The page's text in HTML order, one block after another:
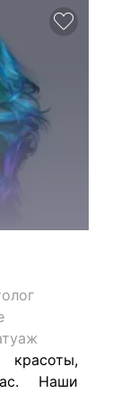
Наши